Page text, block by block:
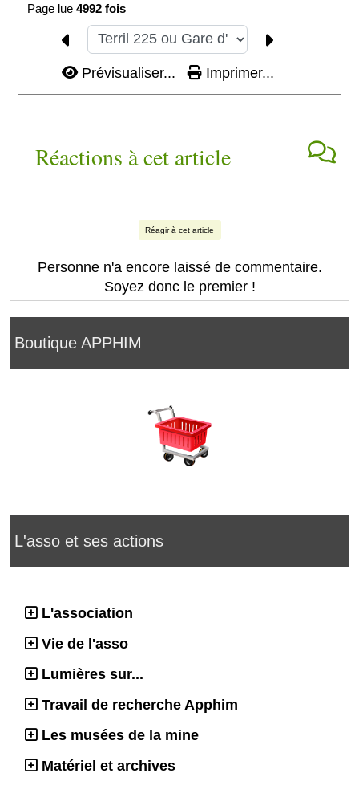
Boutique APPHIM
L'asso et ses actions
L'association
Vie de l'asso
Lumières sur...
Travail de recherche Apphim
Les musées de la mine
Matériel et archives
Page lue4992 fois
Prévisualiser... Imprimer...
Réactions à cet article
Réagir à cet article
Personne n'a encore laissé de commentaire.
Soyez donc le premier !